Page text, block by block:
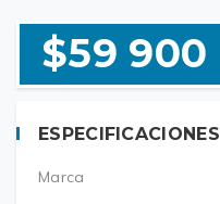
$59 900
ESPECIFICACIONES
Marca